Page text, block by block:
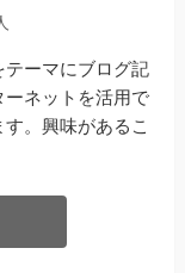
テーマにブログ記
ネットを活用で
。興味があるこ